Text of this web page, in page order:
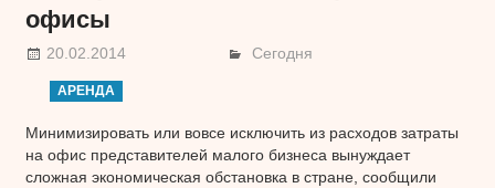
офисы
20.02.2014 Сегодня
АРЕНДА
Минимизировать или вовсе исключить из расходов затраты
на офис представителей малого бизнеса вынуждает
сложная экономическая обстановка в стране, сообщили